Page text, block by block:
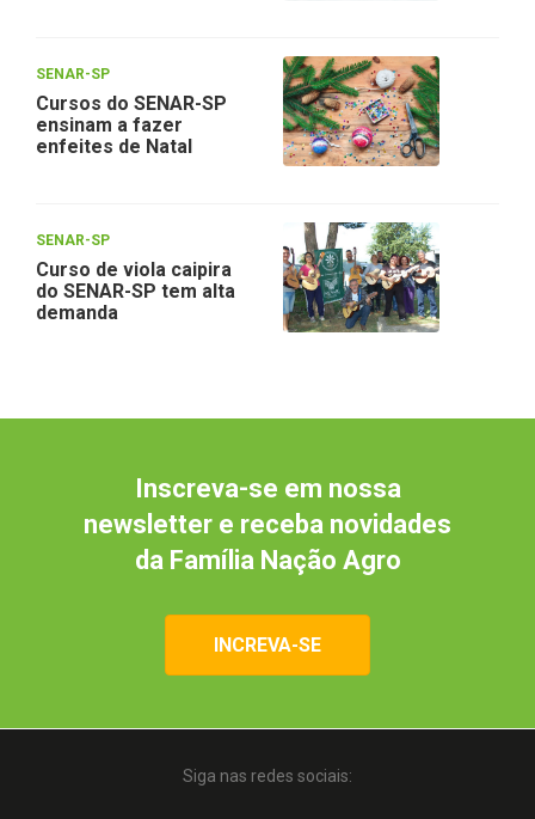
SENAR-SP
Cursos do SENAR-SP
ensinam a fazer
enfeites de Natal
SENAR-SP
Curso de viola caipira
do SENAR-SP tem alta
demanda
Inscreva-se em nossa
newsletter e receba novidades
da Família Nação Agro
INCREVA-SE
Siga nas redes sociais: